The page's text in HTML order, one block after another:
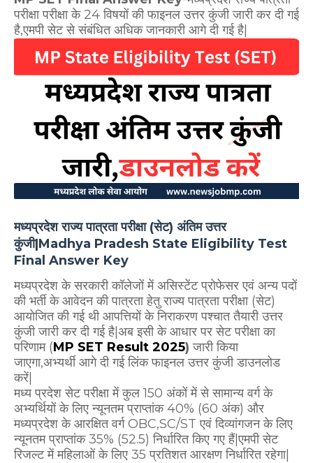
परीक्षा परीक्षा के 24 विषयों की फाइनल उत्तर कुंजी जारी कर दी गई
है,एमपी सेट से संबंधित अधिक जानकारी आगे दी गई है|
मध्यप्रदेश राज्य पात्रता परीक्षा (सेट) अंतिम उत्तर
कुंजी|Madhya Pradesh State Eligibility Test
Final Answer Key
मध्यप्रदेश के सरकारी कॉलेजों में असिस्टेंट प्रोफेसर एवं अन्य पदों
की भर्ती के आवेदन की पात्रता हेतु राज्य पात्रता परीक्षा (सेट)
आयोजित की गई थी आपत्तियों के निराकरण पश्चात तैयारी उत्तर
कुंजी जारी कर दी गई है|अब इसी के आधार पर सेट परीक्षा का
परिणाम (MP SET Result 2025)जारी किया
जाएगा,अभ्यर्थी आगे दी गई लिंक फाइनल उत्तर कुंजी डाउनलोड
करें|
मध्य प्रदेश सेट परीक्षा में कुल 150 अंकों में से सामान्य वर्ग के
अभ्यर्थियों के लिए न्यूनतम प्राप्तांक 40% (60 अंक) और
मध्यप्रदेश के आरक्षित वर्ग OBC,SC/ST एवं दिव्यांगजन के लिए
न्यूनतम प्राप्तांक 35% (52.5) निर्धारित किए गए हैं|एमपी सेट
रिजल्ट में महिलाओं के लिए 35 प्रतिशत आरक्षण निर्धारित रहेगा|